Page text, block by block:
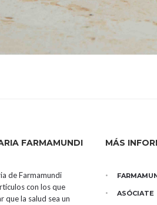
FARMAMUNDI
de Farmamundi
con los que
que la salud sea un
MÁS
ASÓCIATE